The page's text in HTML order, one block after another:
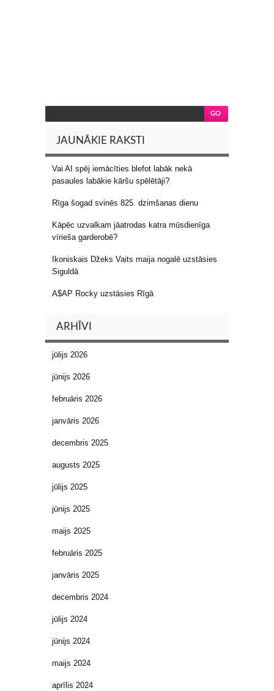
JAUNĀKIE RAKSTI
Vai AI spēj iemācīties blefot labāk nekā
pasaules labākie kāršu spēlētāji?
Rīga šogad svinēs 825. dzimšanas dienu
Kāpēc uzvalkam jāatrodas katra mūsdienīga
vīrieša garderobē?
Ikoniskais Džeks Vaits maija nogalē uzstāsies
Siguldā
A$AP Rocky uzstāsies Rīgā
ARHĪVI
jūlijs 2026
jūnijs 2026
februāris 2026
janvāris 2026
decembris 2025
augusts 2025
jūlijs 2025
jūnijs 2025
maijs 2025
februāris 2025
janvāris 2025
decembris 2024
jūlijs 2024
jūnijs 2024
maijs 2024
aprīlis 2024